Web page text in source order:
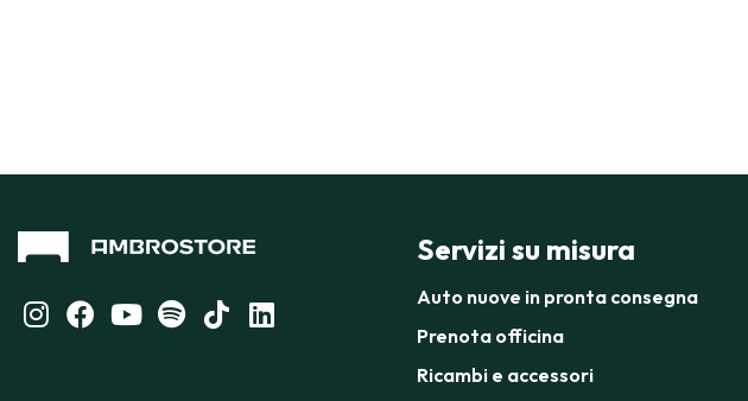
Servizi su misura
Auto nuove in pronta consegna
Prenota officina
Ricambi e accessori